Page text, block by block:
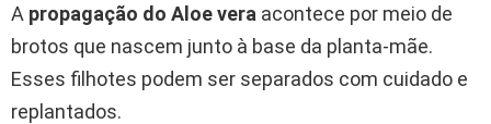
A propagação do Aloe vera acontece por meio de
brotos que nascem junto à base da planta-mãe.
Esses filhotes podem ser separados com cuidado e
replantados.